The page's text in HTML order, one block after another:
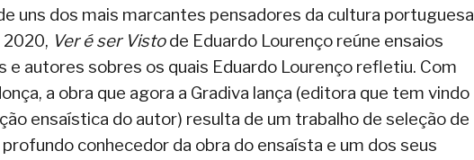
uns dos mais marcantes pensadores da cultura portuguesa
2020, Ver é ser Vistode Eduardo Lourenço reúne ensaios
e autores sobres os quais Eduardo Lourenço refletiu. Com
a obra que agora a Gradiva lança (editora que tem vindo
ensaística do autor) resulta de um trabalho de seleção de
conhecedor da obra do ensaísta e um dos seus